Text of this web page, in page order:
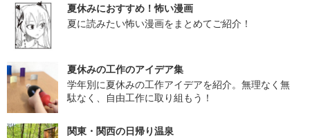
夏休みにおすすめ！怖い漫画
夏に読みたい怖い漫画をまとめてご紹介！
夏休みの工作のアイデア集
学年別に夏休みの工作アイデアを紹介。無理なく無
駄なく、自由工作に取り組もう！
関東・関西の日帰り温泉